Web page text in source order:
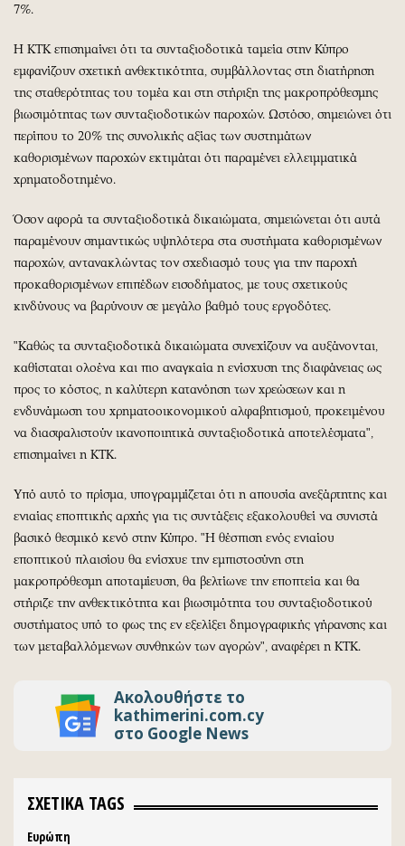
7%.
Η ΚΤΚ επισημαίνει ότι τα συνταξιοδοτικά ταμεία στην Κύπρο
εμφανίζουν σχετική ανθεκτικότητα, συμβάλλοντας στη διατήρηση
της σταθερότητας του τομέα και στη στήριξη της μακροπρόθεσμης
βιωσιμότητας των συνταξιοδοτικών παροχών. Ωστόσο, σημειώνει ότι
περίπου το 20% της συνολικής αξίας των συστημάτων
καθορισμένων παροχών εκτιμάται ότι παραμένει ελλειμματικά
χρηματοδοτημένο.
Όσον αφορά τα συνταξιοδοτικά δικαιώματα, σημειώνεται ότι αυτά
παραμένουν σημαντικώς υψηλότερα στα συστήματα καθορισμένων
παροχών, αντανακλώντας τον σχεδιασμό τους για την παροχή
προκαθορισμένων επιπέδων εισοδήματος, με τους σχετικούς
κινδύνους να βαρύνουν σε μεγάλο βαθμό τους εργοδότες.
"Καθώς τα συνταξιοδοτικά δικαιώματα συνεχίζουν να αυξάνονται,
καθίσταται ολοένα και πιο αναγκαία η ενίσχυση της διαφάνειας ως
προς το κόστος, η καλύτερη κατανόηση των χρεώσεων και η
ενδυνάμωση του χρηματοοικονομικού αλφαβητισμού, προκειμένου
να διασφαλιστούν ικανοποιητικά συνταξιοδοτικά αποτελέσματα",
επισημαίνει η ΚΤΚ.
Υπό αυτό το πρίσμα, υπογραμμίζεται ότι η απουσία ανεξάρτητης και
ενιαίας εποπτικής αρχής για τις συντάξεις εξακολουθεί να συνιστά
βασικό θεσμικό κενό στην Κύπρο. "Η θέσπιση ενός ενιαίου
εποπτικού πλαισίου θα ενίσχυε την εμπιστοσύνη στη
μακροπρόθεσμη αποταμίευση, θα βελτίωνε την εποπτεία και θα
στήριζε την ανθεκτικότητα και βιωσιμότητα του συνταξιοδοτικού
συστήματος υπό το φως της εν εξελίξει δημογραφικής γήρανσης και
των μεταβαλλόμενων συνθηκών των αγορών", αναφέρει η ΚΤΚ.
Ακολουθήστε το
kathimerini.com.cy
στο Google News
ΣΧΕΤΙΚΑ TAGS
Ευρώπη